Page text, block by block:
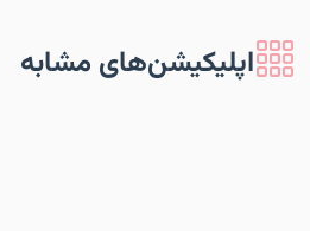
اپلیکیشن‌های مشابه